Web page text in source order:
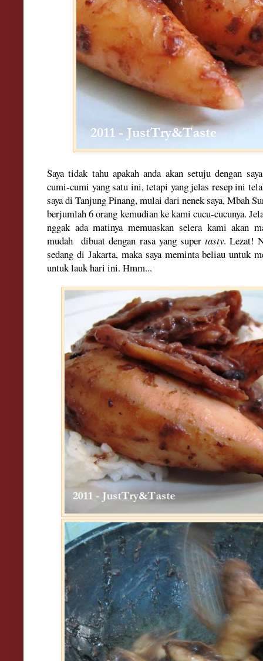
Saya tidak tahu apakah anda akan setuju dengan
cumi-cumi yang satu ini, tetapi yang jelas resep ini
saya di Tanjung Pinang, mulai dari nenek saya, Mbah
berjumlah 6 orang kemudian ke kami cucu-cucunya.
nggak ada matinya memuaskan selera kami akan
mudah dibuat dengan rasa yang super tasty. Lezat!
sedang di Jakarta, maka saya meminta beliau untuk
untuk lauk hari ini. Hmm...